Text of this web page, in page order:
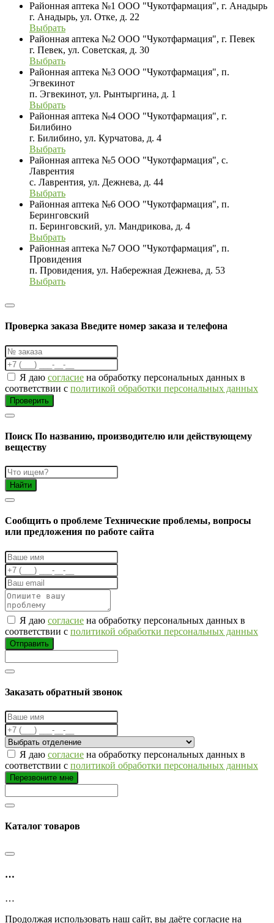
Районная аптека №1 ООО "Чукотфармация", г. Анадырь
г. Анадырь, ул. Отке, д. 22
Выбрать
Районная аптека №2 ООО "Чукотфармация", г. Певек
г. Певек, ул. Советская, д. 30
Выбрать
Районная аптека №3 ООО "Чукотфармация", п.
Эгвекинот
п. Эгвекинот, ул. Рынтыргина, д. 1
Выбрать
Районная аптека №4 ООО "Чукотфармация", г.
Билибино
г. Билибино, ул. Курчатова, д. 4
Выбрать
Районная аптека №5 ООО "Чукотфармация", с.
Лаврентия
с. Лаврентия, ул. Дежнева, д. 44
Выбрать
Районная аптека №6 ООО "Чукотфармация", п.
Беринговский
п. Беринговский, ул. Мандрикова, д. 4
Выбрать
Районная аптека №7 ООО "Чукотфармация", п.
Провидения
п. Провидения, ул. Набережная Дежнева, д. 53
Выбрать
Проверка заказа Введите номер заказа и телефона
Я даю согласие на обработку персональных данных в
соответствии с политикой обработки персональных данных
Проверить
Поиск По названию, производителю или действующему
веществу
Найти
Cообщить о проблеме Технические проблемы, вопросы
или предложения по работе сайта
Я даю согласие на обработку персональных данных в
соответствии с политикой обработки персональных данных
Отправить
Заказать обратный звонок
Я даю согласие на обработку персональных данных в
соответствии с политикой обработки персональных данных
Перезвоните мне
Каталог товаров
…
…
Продолжая использовать наш сайт, вы даёте согласие на